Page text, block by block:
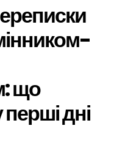
що
дні